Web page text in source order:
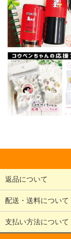
返品について
配送・送料について
支払い方法について